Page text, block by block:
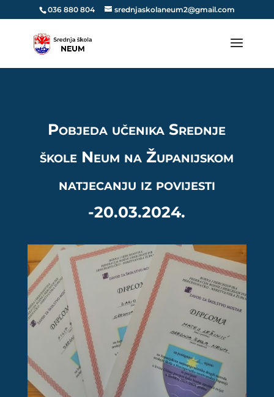
036 880 804 srednjaskolaneum2@gmail.com
Pobjeda učenika Srednje
škole Neum na Županijskom
natjecanju iz povijesti
-20.03.2024.